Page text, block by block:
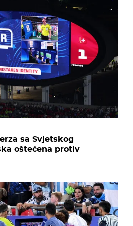
sa Svjetskog
oštećena protiv